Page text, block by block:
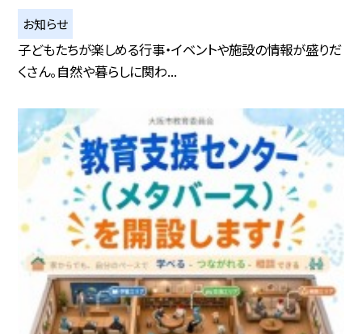
お知らせ
子どもたちが楽しめる行事・イベントや施設の情報が盛りだ
くさん。自然や暮らしに関わ...